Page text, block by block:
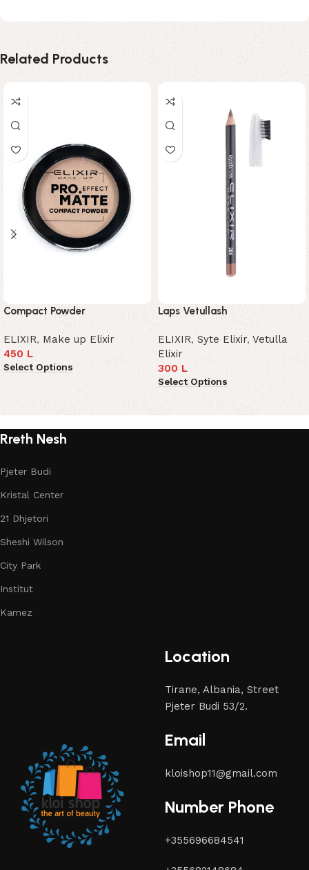
Related Products
Compact Powder
ELIXIR, Make up Elixir
450 L
Select Options
Laps Vetullash
ELIXIR, Syte Elixir, Vetulla
Elixir
300 L
Select Options
Rreth Nesh
Pjeter Budi
Kristal Center
21 Dhjetori
Sheshi Wilson
City Park
Institut
Kamez
Location
Tirane, Albania, Street
Pjeter Budi 53/2.
Email
kloishop11@gmail.com
Number Phone
+355696684541